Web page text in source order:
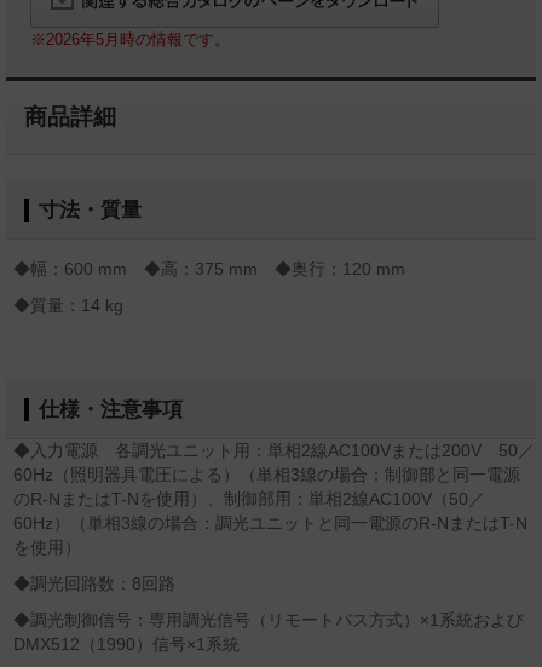
※2026年5月時の情報です。
商品詳細
寸法・質量
◆幅：600 mm ◆高：375 mm ◆奥行：120 mm
◆質量：14 kg
仕様・注意事項
◆入力電源 各調光ユニット用：単相2線AC100Vまたは200V 50／
60Hz（照明器具電圧による）（単相3線の場合：制御部と同一電源
のR-NまたはT-Nを使用）、制御部用：単相2線AC100V（50／
60Hz）（単相3線の場合：調光ユニットと同一電源のR-NまたはT-N
を使用）
◆調光回路数：8回路
◆調光制御信号：専用調光信号（リモートバス方式）×1系統および
DMX512（1990）信号×1系統